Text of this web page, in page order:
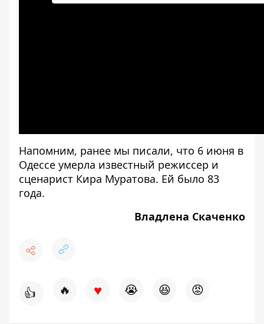
Напомним, ранее мы писали, что 6 июня в
Одессе умерла известный режиссер и
сценарист Кира Муратова. Ей было 83
года.
Владлена Скаченко
👍 🔥 ♥ 😭 😆 😡